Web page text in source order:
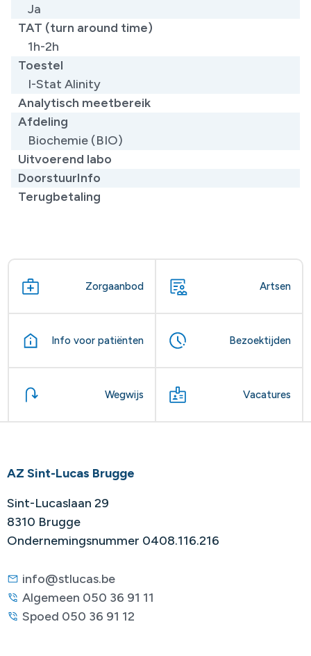
Ja
TAT (turn around time)
1h-2h
Toestel
I-Stat Alinity
Analytisch meetbereik
Afdeling
Biochemie (BIO)
Uitvoerend labo
DoorstuurInfo
Terugbetaling
Zorgaanbod Artsen
Info voor patiënten Bezoektijden
Wegwijs Vacatures
AZ Sint-Lucas Brugge
Sint-Lucaslaan 29
8310 Brugge
Ondernemingsnummer 0408.116.216
info@stlucas.be
Algemeen 050 36 91 11
Spoed 050 36 91 12